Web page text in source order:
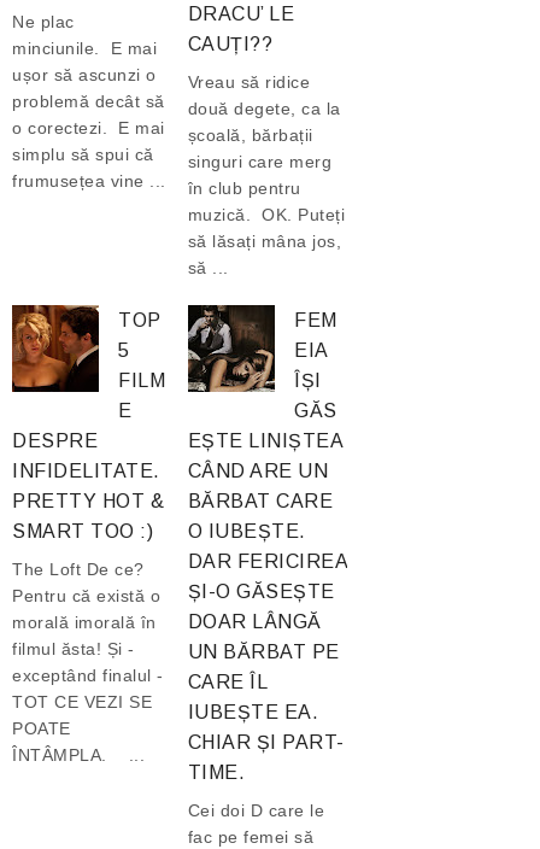
Ne plac
minciunile. E mai
ușor să ascunzi o
problemă decât să
o corectezi. E mai
simplu să spui că
frumusețea vine ...
DRACU’ LE
CAUȚI??
Vreau să ridice
două degete, ca la
școală, bărbații
singuri care merg
în club pentru
muzică. OK. Puteți
să lăsați mâna jos,
să ...
TOP
5
FILM
E
DESPRE
INFIDELITATE.
PRETTY HOT &
SMART TOO :)
The Loft De ce?
Pentru că există o
morală imorală în
filmul ăsta! Și -
exceptând finalul -
TOT CE VEZI SE
POATE
ÎNTÂMPLA. ...
FEM
EIA
ÎȘI
GĂS
EȘTE LINIȘTEA
CÂND ARE UN
BĂRBAT CARE
O IUBEȘTE.
DAR FERICIREA
ȘI-O GĂSEȘTE
DOAR LÂNGĂ
UN BĂRBAT PE
CARE ÎL
IUBEȘTE EA.
CHIAR ȘI PART-
TIME.
Cei doi D care le
fac pe femei să